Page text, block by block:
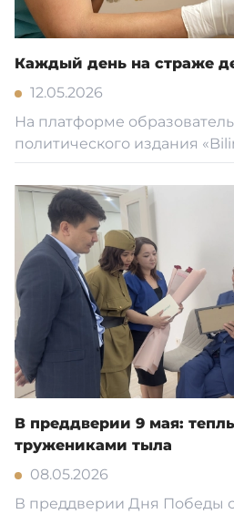
Каждый день на страже
12.05.2026
На платформе
политического издания
В преддверии 9 мая:
тружениками тыла
08.05.2026
В преддверии Дня Победы